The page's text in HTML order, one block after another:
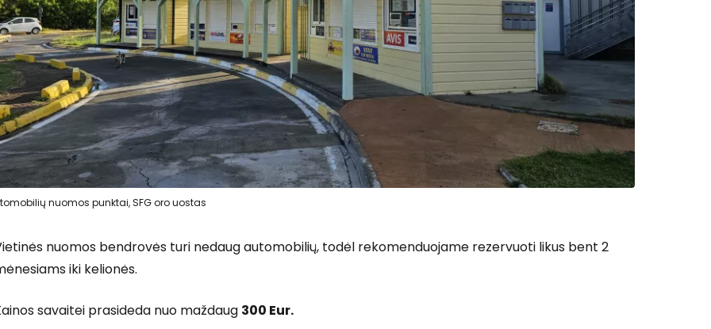
nuomos punktai, SFG oro uostas
nuomos bendrovės turi nedaug automobilių, todėl rekomenduojame rezervuoti likus bent 2
iki kelionės.
savaitei prasideda nuo maždaug 300 Eur.
Prisijunkite prie Cestee